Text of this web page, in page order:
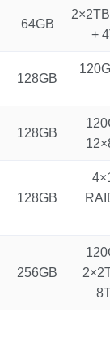
64GB
+
128GB
128GB
128GB
256GB